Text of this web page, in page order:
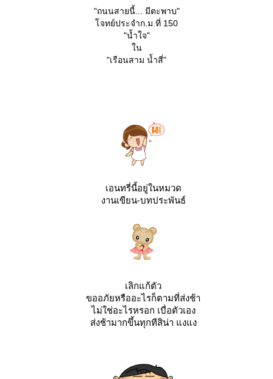
"ถนนสายนี้... มีตะพาบ"
จทย์ประจำก.ม.ที่ 150
"น้ำใจ"
น
"เรือนสาม น้ำสี่"
เอนทรี่นี้อยู่ในหมวด
งานเขียน-บทประพันธ์
เลิกแก้ตัว
ขออภัยหรืออะไรก็ตามที่ส่งช้า
ไม่ใช่อะไรหรอก เบื่อตัวเอง
ส่งช้ามากขึ้นทุกทีสิน่า แงแง